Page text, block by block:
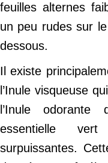
feuilles alternes
un peu rudes sur
dessous.
Il existe
l’Inule visqueuse
l’Inule
essentielle
surpuissantes.